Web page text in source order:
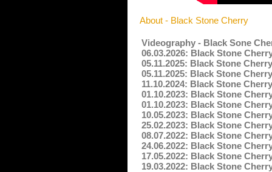
About - Black Stone Cherry
Videography - Black Sone
06.03.2026: Black Stone
05.11.2025: Black Stone
05.11.2025: Black Stone
11.10.2024: Black Stone
01.10.2023: Black Stone
01.10.2023: Black Stone
10.05.2023: Black Stone
25.02.2023: Black Stone
08.07.2022: Black Stone
24.06.2022: Black Stone
17.05.2022: Black Stone
19.03.2022: Black Stone